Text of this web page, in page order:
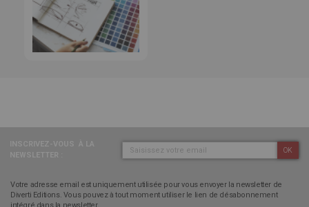
OK
Votre adresse email est uniquement utilisée pour vous envoyer la newsletter de
Diverti Editions. Vous pouvez à tout moment utiliser le lien de désabonnement